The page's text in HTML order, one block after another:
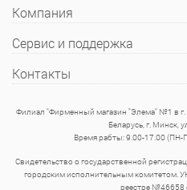
Компания
Сервис и поддержка
Контакты
Филиал "Фирменный магазин "Элема" №1 в
Беларусь, г. Минск,
Время рабты: 9.00-17.00 (ПН-
Свидетельство о государственной
городским исполнительным комитетом.
реестре №46658